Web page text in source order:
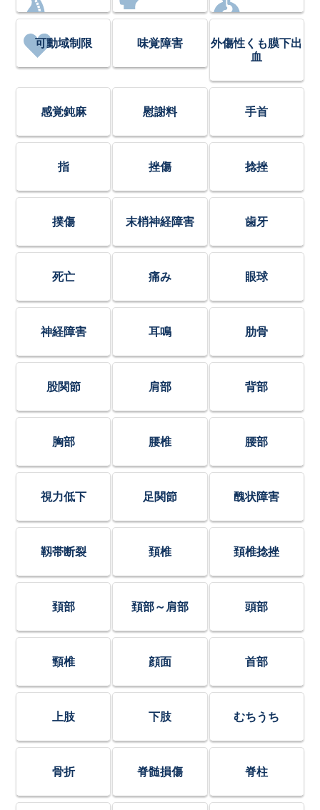
可動域制限 味覚障害
外傷性くも膜下出
血
感覚鈍麻 慰謝料 手首
指 挫傷 捻挫
撲傷 末梢神経障害 歯牙
死亡 痛み 眼球
神経障害 耳鳴 肋骨
股関節 肩部 背部
胸部 腰椎 腰部
視力低下 足関節 醜状障害
靱帯断裂 頚椎 頚椎捻挫
頚部 頚部～肩部 頭部
頸椎 顔面 首部
上肢 下肢 むちうち
骨折 脊髄損傷 脊柱